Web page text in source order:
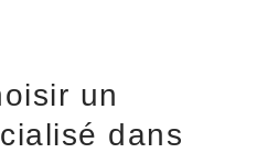
un
dans